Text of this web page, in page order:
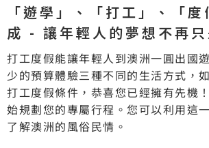
「遊學」、「打工」、「
成 - 讓年輕人的夢想不再只
打工度假能讓年輕人到澳洲一圓出國
少的預算體驗三種不同的生活方式，
打工度假條件，恭喜您已經擁有先機
始規劃您的專屬行程。您可以利用這
了解澳洲的風俗民情。